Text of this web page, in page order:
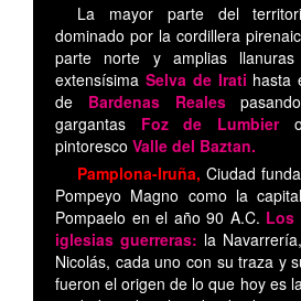
La mayor parte del
dominado por la cordillera
parte norte y amplias
extensísima Selva de Irati hasta
de Bardenas Reales
gargantas Foz de Lumbier
pintoresco Valle del Baztan.
Pamplona-Iruña, Ciudad
Pompeyo Magno como la
Pompaelo en el año 90 A.C. Los
iglesias guerreras: la
Nicolás, cada uno con su traza y
fueron el origen de lo que hoy es